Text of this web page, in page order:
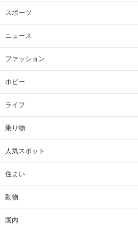
スポーツ
ニュース
ファッション
ホビー
ライフ
乗り物
人気スポット
住まい
動物
国内